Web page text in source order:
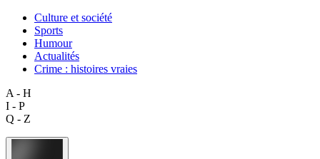
Culture et société
Sports
Humour
Actualités
Crime : histoires vraies
A - H
I - P
Q - Z